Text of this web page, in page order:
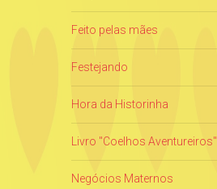
Feito pelas mães
Festejando
Hora da Historinha
Livro "Coelhos Aventureiros"
Negócios Maternos